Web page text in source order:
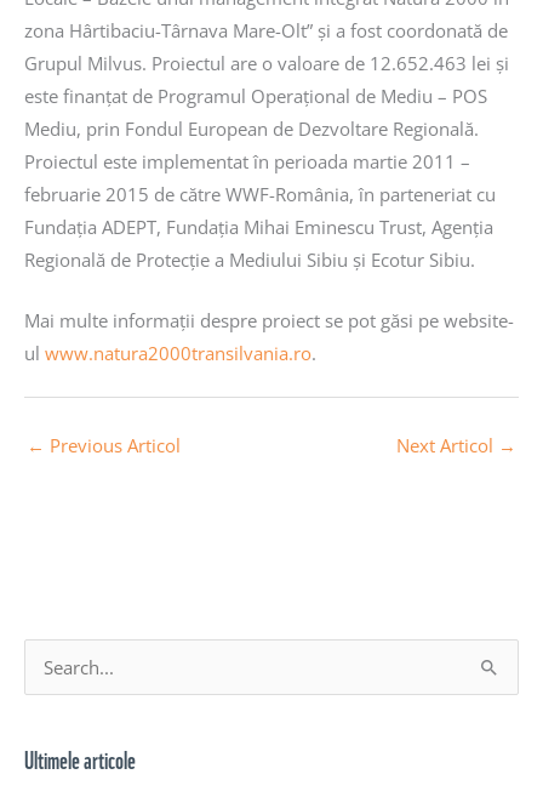
zona Hârtibaciu-Târnava Mare-Olt” și a fost coordonată de
Grupul Milvus. Proiectul are o valoare de 12.652.463 lei și
este finanţat de Programul Operaţional de Mediu – POS
Mediu, prin Fondul European de Dezvoltare Regională.
Proiectul este implementat în perioada martie 2011 –
februarie 2015 de către WWF-România, în parteneriat cu
Fundaţia ADEPT, Fundaţia Mihai Eminescu Trust, Agenţia
Regională de Protecţie a Mediului Sibiu și Ecotur Sibiu.
Mai multe informații despre proiect se pot găsi pe website-
ul www.natura2000transilvania.ro.
← Previous Articol Next Articol →
r
Ultimele articole
r
i